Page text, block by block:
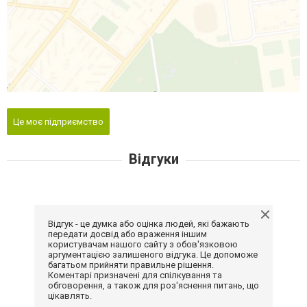
Це моє підприємство
Відгуки
Відгук - це думка або оцінка людей, які бажають
передати досвід або враження іншим
користувачам нашого сайту з обов'язковою
аргументацією залишеного відгука. Це допоможе
багатьом прийняти правильне рішення.
Коментарі призначені для спілкування та
обговорення, а також для роз'яснення питань, що
цікавлять.